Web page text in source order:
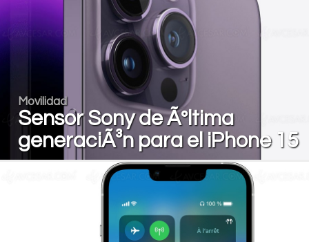
Movilidad
Sensor Sony de Ãºltima
generaciÃ³n para el iPhone 15